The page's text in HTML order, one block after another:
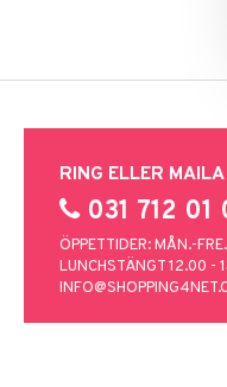
RING ELLER
031 712 01
ÖPPETTIDER: MÅN.-
LUNCHSTÄNGT 12.00 -